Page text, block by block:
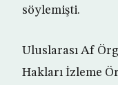
söylemişti.
Uluslarası Af
Hakları İzleme